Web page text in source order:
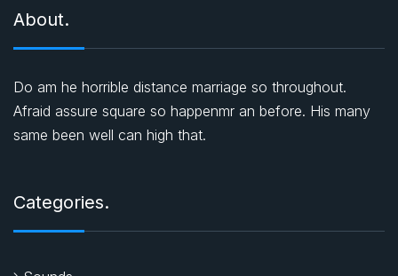
About.
Do am he horrible distance marriage so throughout.
Afraid assure square so happenmr an before. His many
same been well can high that.
Categories.